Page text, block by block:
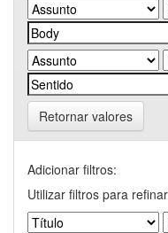
Retornar valores
Adicionar filtros:
Utilizar filtros para